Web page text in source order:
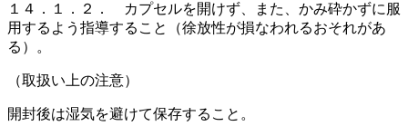
１４．１．２． カプセルを開けず、また、かみ砕かずに服
用するよう指導すること（徐放性が損なわれるおそれがあ
る）。
（取扱い上の注意）
開封後は湿気を避けて保存すること。